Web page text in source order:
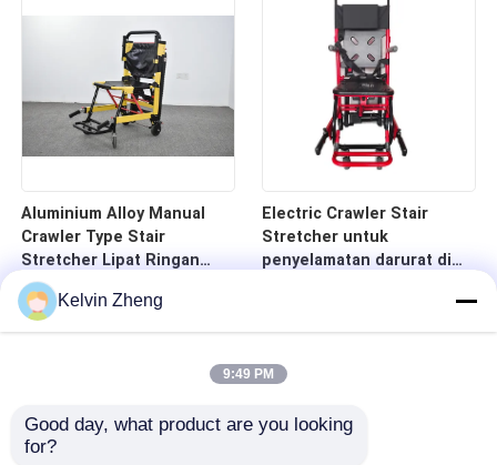
Aluminium Alloy Manual
Crawler Type Stair
Stretcher Lipat Ringan
Untuk Transfer Pasien
Rumah Sakit
Electric Crawler Stair
Stretcher untuk
penyelamatan darurat di
Kelvin Zheng
9:49 PM
Good day, what product are you looking
for?